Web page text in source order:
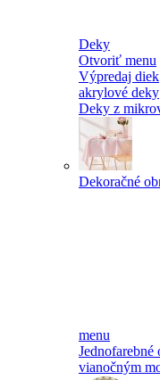
Deky
Otvoriť menu
Výpredaj diek
akrylové deky
Deky z
Dekoračné
menu
Jednofarebné
vianočným